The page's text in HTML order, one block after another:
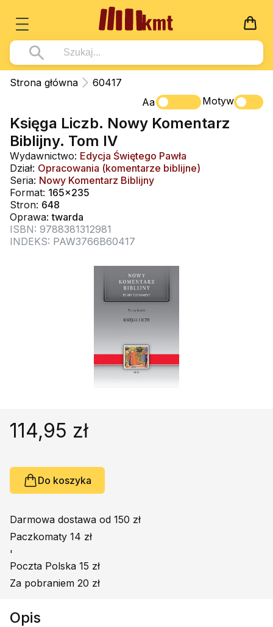
Książki
Wszystko z kategorii - Książki
Pismo Święte
Kościół Katolicki
Duszpasterstwo
Teologia
Życie chrześcijańskie
Duchowość
Promocja
Wszystko z kategorii - Multimedia
DVD
CD-ROM
Muzyka
Rekolekcje i inne na CD
Śpiew i modlitwa
Dla Dzieci
Wszystko z kategorii - Dla Dzieci
Literatura (D)
Płyty, DVD (D)
Podręczniki i pomoce dydaktyczne
Podręczniki
Wszystko z kategorii - Podręczniki
Podręczniki i pomoce dydaktyczne
Zabawa i Nauka
Nowości
Zaloguj się
Strona główna
60417
Aa
Motyw
Księga Liczb. Nowy Komentarz
Biblijny. Tom IV
Wydawnictwo: Edycja Świętego Pawła
Dział: Opracowania (komentarze biblijne)
Seria: Nowy Komentarz Biblijny
Format: 165x235
Stron: 648
Oprawa:twarda
ISBN: 9788381312981
INDEKS: PAW3766B60417
114,95 zł
Do koszyka
Darmowa dostawa od 150 zł
Paczkomaty 14 zł
'
Poczta Polska 15 zł
Za pobraniem 20 zł
Opis